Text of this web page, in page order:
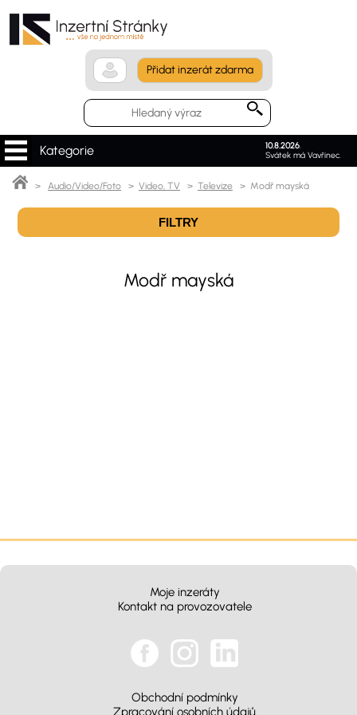
Přidat inzerát zdarma
10.8.2026.
Svátek má Vavřinec.
Kategorie
> Audio/Video/Foto > Video, TV > Televize > Modř mayská
FILTRY
Modř mayská
Moje inzeráty
Kontakt na provozovatele
Obchodní podmínky
Zpracování osobních údajů